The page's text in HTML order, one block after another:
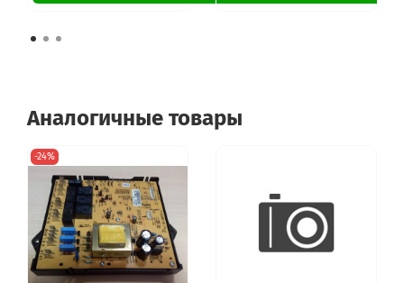
Аналогичные товары
-24%